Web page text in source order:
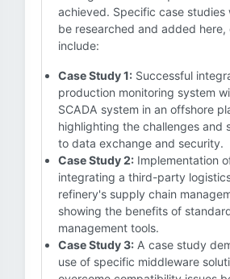
achieved. Specific case studies
be researched and added here,
include:
Case Study 1: Successful
production monitoring system
SCADA system in an offshore
highlighting the challenges and
to data exchange and security.
Case Study 2: Implementation
integrating a third-party
refinery's supply chain
showing the benefits of
management tools.
Case Study 3: A case study
use of specific middleware